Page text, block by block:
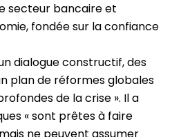
secteur bancaire et
fondée sur la confiance
dialogue constructif, des
plan de réformes globales
de la crise ». Il a
« sont prêtes à faire